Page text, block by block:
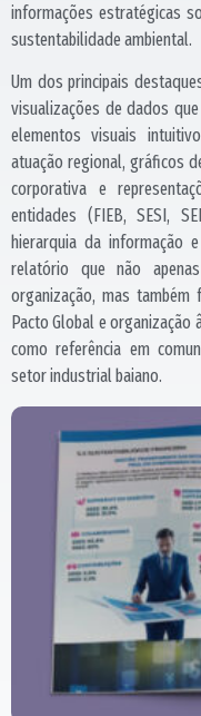
informações estratégicas
sustentabilidade ambiental.
Um dos principais
visualizações de dados
elementos visuais
atuação regional, gráficos
corporativa e
entidades (FIEB, SESI,
hierarquia da informação
relatório que não
organização, mas
Pacto Global e organização
como referência em
setor industrial baiano.